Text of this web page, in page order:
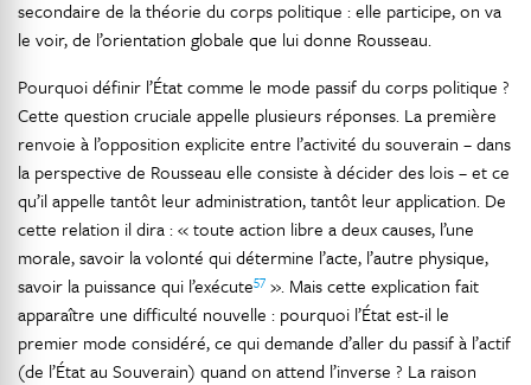
secondaire de la théorie du corps politique : elle participe, on va
le voir, de l’orientation globale que lui donne Rousseau.
Pourquoi définir l’État comme le mode passif du corps politique ?
Cette question cruciale appelle plusieurs réponses. La première
renvoie à l’opposition explicite entre l’activité du souverain – dans
la perspective de Rousseau elle consiste à décider des lois – et ce
qu’il appelle tantôt leur administration, tantôt leur application. De
cette relation il dira : « toute action libre a deux causes, l’une
morale, savoir la volonté qui détermine l’acte, l’autre physique,
savoir la puissance qui l’exécute57 ». Mais cette explication fait
apparaître une difficulté nouvelle : pourquoi l’État est-il le
premier mode considéré, ce qui demande d’aller du passif à l’actif
(de l’État au Souverain) quand on attend l’inverse ? La raison